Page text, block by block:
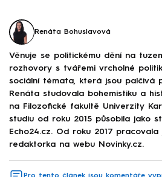
Renáta Bohuslavová
Věnuje se politickému dění na
rozhovory s tvářemi vrcholné
sociální témata, která jsou palčivá
Renáta studovala bohemistiku a
na Filozofické fakultě Univerzity
studiu od roku 2015 působila jako
Echo24.cz. Od roku 2017
redaktorka na webu Novinky.cz.
Pro tento článek jsou komentáře